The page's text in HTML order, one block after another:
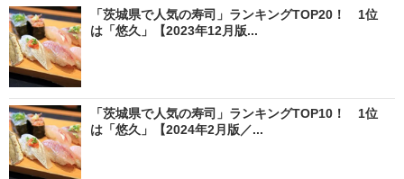
「茨城県で人気の寿司」ランキングTOP20！ 1位
は「悠久」【2023年12月版...
「茨城県で人気の寿司」ランキングTOP10！ 1位
は「悠久」【2024年2月版／...